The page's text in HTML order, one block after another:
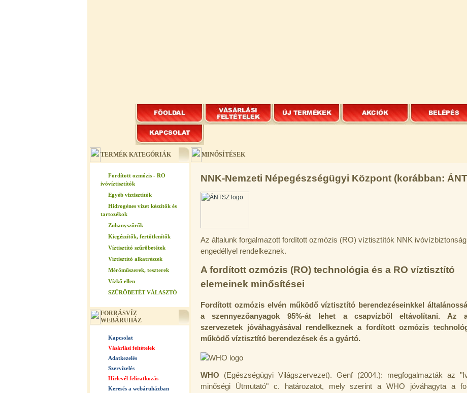
TERMÉK KATEGÓRIÁK
Fordított ozmózis - RO
ivóvíztisztítók
Egyéb víztisztítók
Hidrogénes vizet készítők és
tartozékok
Zuhanyszűrők
Kiegészítők, fertőtlenítők
Víztisztító szűrőbetétek
Víztisztító alkatrészek
Mérőműszerek, teszterek
Vízkő ellen
SZŰRŐBETÉT VÁLASZTÓ
FORRÁSVÍZ
WEBÁRUHÁZ
Kapcsolat
Vásárlási feltételek
Adatkezelés
Szervízelés
Hírlevél feliratkozás
Keresés a webáruházban
MINŐSÍTÉSEK
NNK-Nemzeti Népegészségügyi Központ (korábban:
Az általunk forgalmazott fordított ozmózis (RO) víztisztítók NNK
engedéllyel rendelkeznek.
A fordított ozmózis (RO) technológia és a RO víztisztító
elemeinek minősítései
Fordított ozmózis elvén működő víztisztító berendezéseinkkel
a szennyezőanyagok 95%-át lehet a csapvízből eltávolítani. Az
szervezetek jóváhagyásával rendelkeznek a fordított ozmózis
működő víztisztító berendezések és a gyártó.
WHO (Egészségügyi Világszervezet). Genf (2004.): megfogalmazták az
minőségi Útmutató" c. határozatot, mely szerint a WHO jóváhagyta a